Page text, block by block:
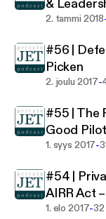
&
Partners
2. tammi 2018
#56 |
Picken
2. joulu 2017-
#55 | The
Good
1. syys 2017-
#54 |
AIRR Act
Hubbard
1. elo 2017-32